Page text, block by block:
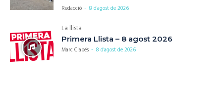
Redacció - 8 d'agost de 2026
La llista
Primera Llista – 8 agost 2026
Marc Clapés - 8 d'agost de 2026